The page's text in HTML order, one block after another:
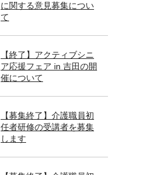
に関する意見募集につい
て
【終了】アクティブシニ
ア応援フェア in 吉田の開
催について
【募集終了】介護職員初
任者研修の受講者を募集
します